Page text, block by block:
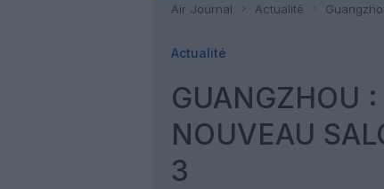
Air Journal Actualité
Actualité
GUANGZHOU
NOUVEAU
3